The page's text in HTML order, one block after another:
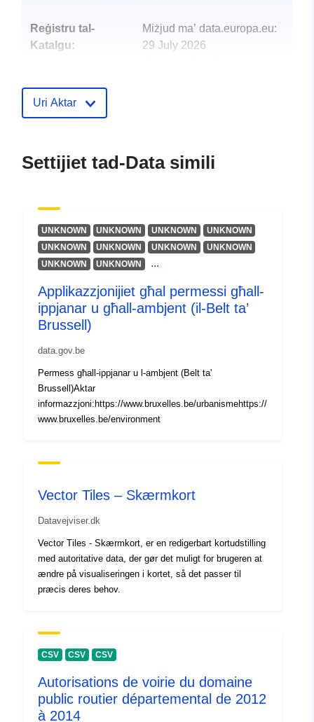
Reġistru tal-
Katalgu:
Miżjud ma’ data.europa.eu:
29 July 2026
uriRef:
Uri Aktar
Settijiet tad-Data simili
UNKNOWN UNKNOWN UNKNOWN
UNKNOWN
UNKNOWN
UNKNOWN UNKNOWN
UNKNOWN
UNKNOWN
UNKNOWN ...
Applikazzjonijiet għal permessi għall-
ippjanar u għall-ambjent (il-Belt ta’
Brussell)
data.gov.be
Permess għall-ippjanar u l-ambjent (Belt ta'
Brussell)Aktar
informazzjoni:https://www.bruxelles.be/urbanismehttps://
www.bruxelles.be/environment
Vector Tiles – Skærmkort
Datavejviser.dk
Vector Tiles - Skærmkort, er en redigerbart kortudstilling
med autoritative data, der gør det muligt for brugeren at
ændre på visualiseringen i kortet, så det passer til
præcis deres behov.
CSV CSV CSV
Autorisations de voirie du domaine
public routier départemental de 2012
à 2014